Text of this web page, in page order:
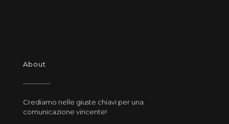
About
Crediamo nelle giuste chiavi per una
comunicazione vincente!